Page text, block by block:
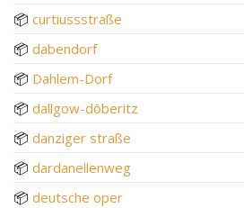
📦 curtiussstraße
📦 dabendorf
📦 Dahlem-Dorf
📦 dallgow-döberitz
📦 danziger straße
📦 dardanellenweg
📦 deutsche oper